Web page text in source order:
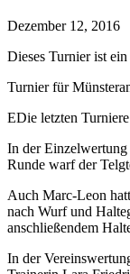
Dezember 12, 2016
Dieses Turnier ist ein
Turnier für
EDie letzten
In der Einzelwertung
Runde warf der
Auch Marc-Leon
nach Wurf und
anschließendem
In der